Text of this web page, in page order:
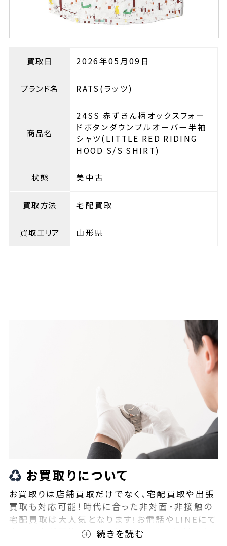
買取日 2026年05月09日
ブランド名 RATS(ラッツ)
商品名
24SS 赤ずきん柄オックスフォー
ドボタンダウンプルオーバー半袖
シャツ(LITTLE RED RIDING
HOOD S/S SHIRT)
状態 美中古
買取方法 宅配買取
買取エリア 山形県
お買取りについて
お買取りは店舗買取だけでなく、宅配買取や出張
買取も対応可能！時代に合った非対面・非接触の
宅配買取は大人気となります!お電話やLINEにて
事前査定が可能となっております！また無料の宅